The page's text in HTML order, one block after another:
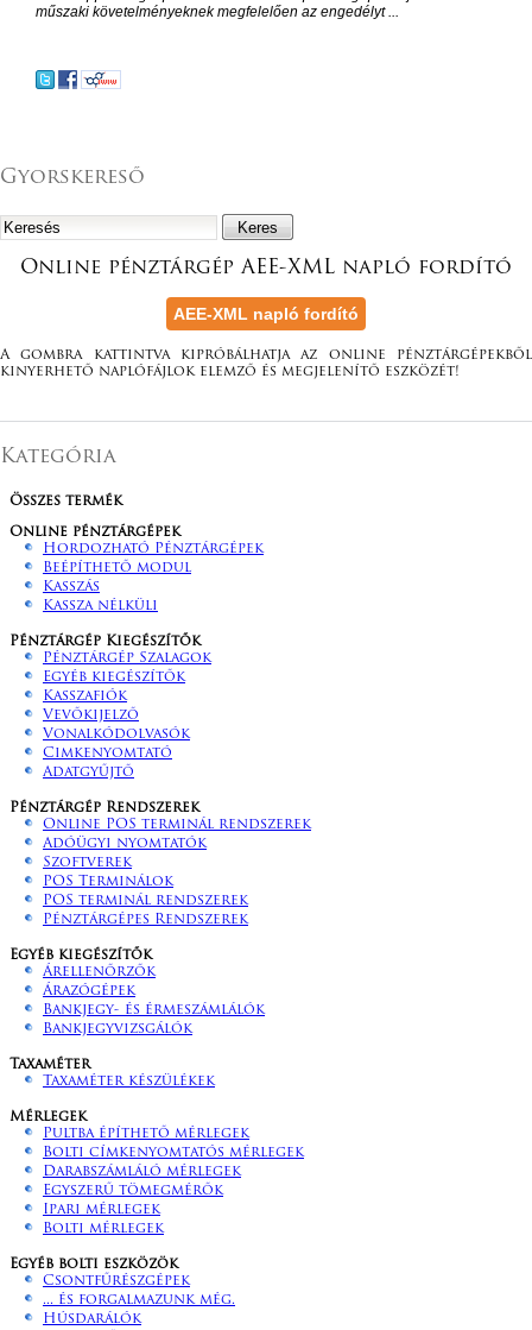
műszaki követelményeknek megfelelően az engedélyt ...
Gyorskereső
Online pénztárgép AEE-XML napló fordító
A gombra kattintva kipróbálhatja az online pénztárgépekből
kinyerhető naplófájlok elemző és megjelenítő eszközét!
Kategória
Összes termék
Online pénztárgépek
Hordozható Pénztárgépek
Beépíthető modul
Kasszás
Kassza nélküli
Pénztárgép Kiegészítők
Pénztárgép Szalagok
Egyéb kiegészítők
Kasszafiók
Vevőkijelző
Vonalkódolvasók
Cimkenyomtató
Adatgyűjtő
Pénztárgép Rendszerek
Online POS terminál rendszerek
Adóügyi nyomtatók
Szoftverek
POS Terminálok
POS terminál rendszerek
Pénztárgépes Rendszerek
Egyéb kiegészítők
Árellenőrzők
Árazógépek
Bankjegy- és érmeszámlálók
Bankjegyvizsgálók
Taxaméter
Taxaméter készülékek
Mérlegek
Pultba építhető mérlegek
Bolti címkenyomtatós mérlegek
Darabszámláló mérlegek
Egyszerű tömegmérők
Ipari mérlegek
Bolti mérlegek
Egyéb bolti eszközök
Csontfűrészgépek
... és forgalmazunk még.
Húsdarálók